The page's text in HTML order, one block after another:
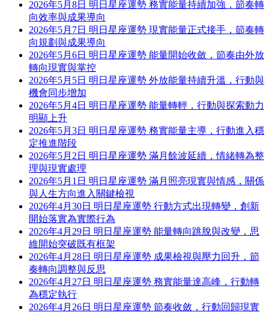
2026年5月8日 明日星座運勢 務實能量持續加強，節奏轉
向效率與成果導向
2026年5月7日 明日星座運勢 現實能量正式接手，節奏轉
向規劃與成果導向
2026年5月6日 明日星座運勢 能量開始收斂，節奏由外放
轉向現實與掌控
2026年5月5日 明日星座運勢 外放能量持續升溫，行動與
機會同步增加
2026年5月4日 明日星座運勢 能量轉輕，行動與探索動力
明顯上升
2026年5月3日 明日星座運勢 務實能量主導，行動進入穩
定推進階段
2026年5月2日 明日星座運勢 滿月餘波延續，情緒轉為整
理與現實處理
2026年5月1日 明日星座運勢 滿月照亮現實與情感，關係
與人生方向進入關鍵檢視
2026年4月30日 明日星座運勢 行動方式出現轉變，創新
開始落實為實際行為
2026年4月29日 明日星座運勢 能量轉向跳脫與改變，思
維開始突破既有框架
2026年4月28日 明日星座運勢 成果檢視與壓力回升，節
奏轉向調整與反思
2026年4月27日 明日星座運勢 務實能量達高峰，行動轉
為穩定執行
2026年4月26日 明日星座運勢 節奏收斂，行動回歸現實